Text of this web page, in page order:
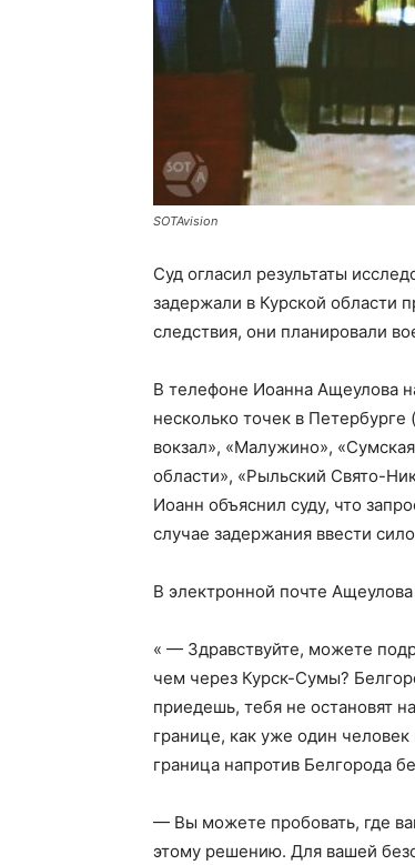
SOTAvision
Суд огласил результаты
задержали в Курской области
следствия, они планировали
В телефоне Иоанна Ащеулова
несколько точек в Петербурге
вокзал», «Малужино»,
области», «Рыльский Свято-
Иоанн объяснил суду, что
случае задержания ввести
В электронной почте
« — Здравствуйте, можете
чем через Курск-Сумы?
приедешь, тебя не остановят
границе, как уже один
граница напротив Белгорода
— Вы можете пробовать, где
этому решению. Для вашей